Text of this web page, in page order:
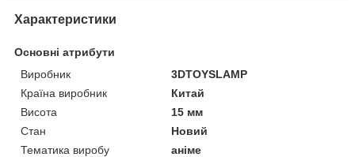
Характеристики
Основні атрибути
Виробник
3DTOYSLAMP
Країна виробник
Китай
Висота
15 мм
Стан
Новий
Тематика виробу
аніме